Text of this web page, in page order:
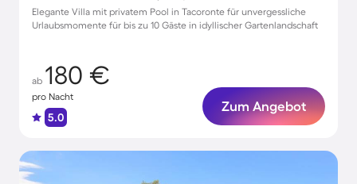
Elegante Villa mit privatem Pool in Tacoronte für unvergessliche
Urlaubsmomente für bis zu 10 Gäste in idyllischer Gartenlandschaft
ab 180 €
pro Nacht
5.0
Zum Angebot